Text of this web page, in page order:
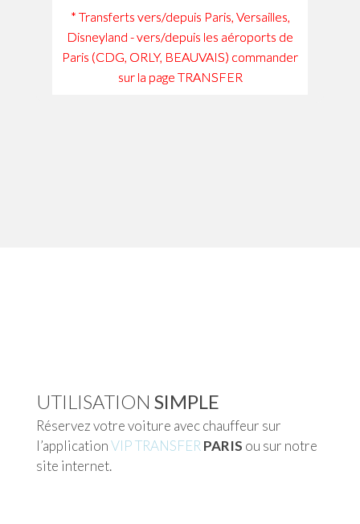
* Transferts vers/depuis Paris, Versailles,
Disneyland - vers/depuis les aéroports de
Paris (CDG, ORLY, BEAUVAIS) commander
sur la page TRANSFER
UTILISATION SIMPLE
Réservez votre voiture avec chauffeur sur
l’applicationVIP TRANSFER PARIS ou sur notre
site internet.